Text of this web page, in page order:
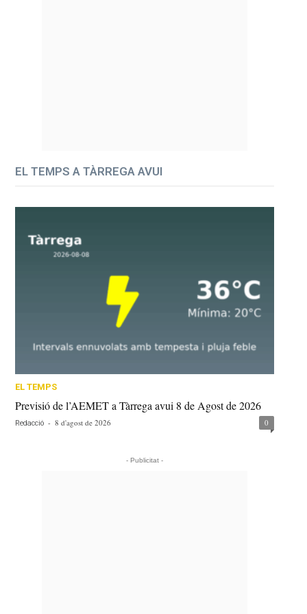
EL TEMPS A TÀRREGA AVUI
EL TEMPS
Previsió de l’AEMET a Tàrrega avui 8 de Agost de 2026
Redacció - 8 d'agost de 2026 0
- Publicitat -